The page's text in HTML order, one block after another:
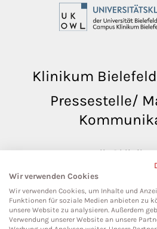
Klinikum
Pressestelle/
Teutoburger
33604
Wir verwenden Cookies
Wir verwenden Cookies, um Inhalte und
Funktionen für soziale Medien anbieten zu
unsere Website zu analysieren. Außerdem
Verwendung unserer Website an unsere